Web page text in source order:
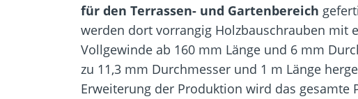
für den Terrassen- und Gartenbereich
werden dort vorrangig Holzbauschrauben mit
Vollgewinde ab 160 mm Länge und 6 mm
zu 11,3 mm Durchmesser und 1 m Länge
Erweiterung der Produktion wird das gesamte